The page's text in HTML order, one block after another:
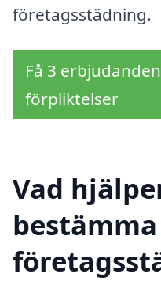
företagsstädning.
Få 3
förpliktelser
Vad